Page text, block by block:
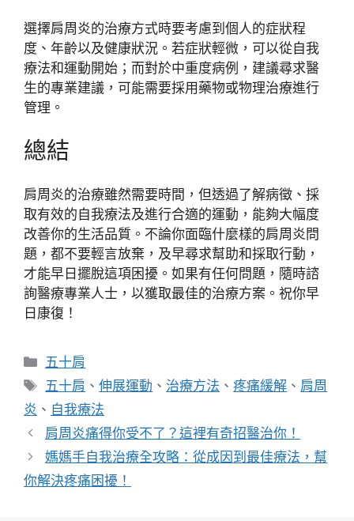
選擇肩周炎的治療方式時要考慮到個人的症狀程
度、年齡以及健康狀況。若症狀輕微，可以從自我
療法和運動開始；而對於中重度病例，建議尋求醫
生的專業建議，可能需要採用藥物或物理治療進行
管理。
總結
肩周炎的治療雖然需要時間，但透過了解病徵、採
取有效的自我療法及進行合適的運動，能夠大幅度
改善你的生活品質。不論你面臨什麼樣的肩周炎問
題，都不要輕言放棄，及早尋求幫助和採取行動，
才能早日擺脫這項困擾。如果有任何問題，隨時諮
詢醫療專業人士，以獲取最佳的治療方案。祝你早
日康復！
分
類
五十肩
標
籤
五十肩 、伸展運動 、 治療方法 、疼痛緩解 、 肩周
炎 、 自我療法
肩周炎痛得你受不了？這裡有奇招醫治你！
媽媽手自我治療全攻略：從成因到最佳療法，幫
你解決疼痛困擾！